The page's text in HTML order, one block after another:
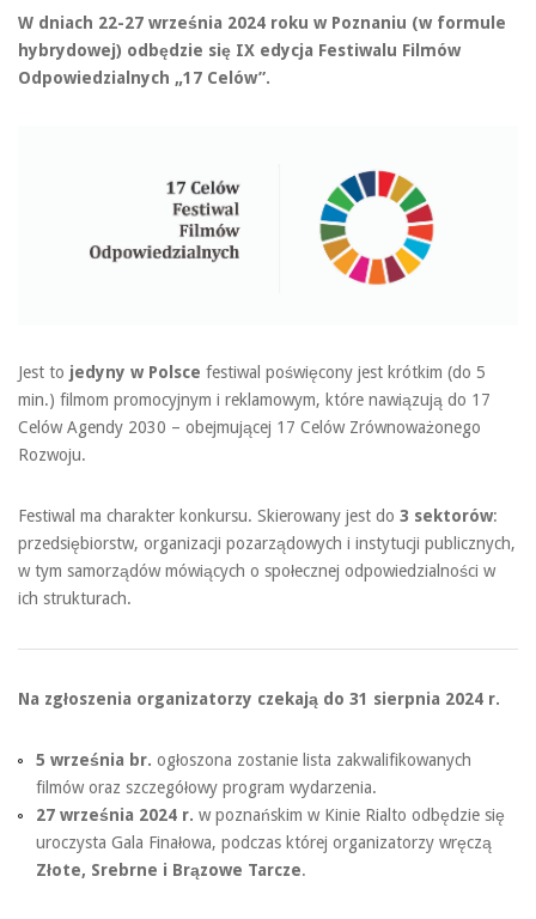
W dniach 22-27 września 2024 roku w Poznaniu (w formule
hybrydowej) odbędzie się IX edycja Festiwalu Filmów
Odpowiedzialnych „17 Celów”.
Jest to jedyny w Polsce festiwal poświęcony jest krótkim (do 5
min.) filmom promocyjnym i reklamowym, które nawiązują do 17
Celów Agendy 2030 – obejmującej 17 Celów Zrównoważonego
Rozwoju.
Festiwal ma charakter konkursu. Skierowany jest do 3 sektorów:
przedsiębiorstw, organizacji pozarządowych i instytucji publicznych,
w tym samorządów mówiących o społecznej odpowiedzialności w
ich strukturach.
Na zgłoszenia organizatorzy czekają do 31 sierpnia 2024 r.
5 września br. ogłoszona zostanie lista zakwalifikowanych
filmów oraz szczegółowy program wydarzenia.
27 września 2024 r. w poznańskim w Kinie Rialto odbędzie się
uroczysta Gala Finałowa, podczas której organizatorzy wręczą
Złote, Srebrne i Brązowe Tarcze.